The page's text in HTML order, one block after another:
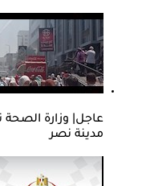
عاجل| وزارة الصحة
مدينة نصر